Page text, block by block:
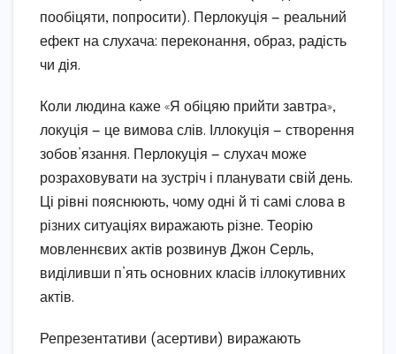
пообіцяти, попросити). Перлокуція — реальний
ефект на слухача: переконання, образ, радість
чи дія.
Коли людина каже «Я обіцяю прийти завтра»,
локуція — це вимова слів. Іллокуція — створення
зобов’язання. Перлокуція — слухач може
розраховувати на зустріч і планувати свій день.
Ці рівні пояснюють, чому одні й ті самі слова в
різних ситуаціях виражають різне. Теорію
мовленнєвих актів розвинув Джон Серль,
виділивши п’ять основних класів іллокутивних
актів.
Репрезентативи (асертиви) виражають